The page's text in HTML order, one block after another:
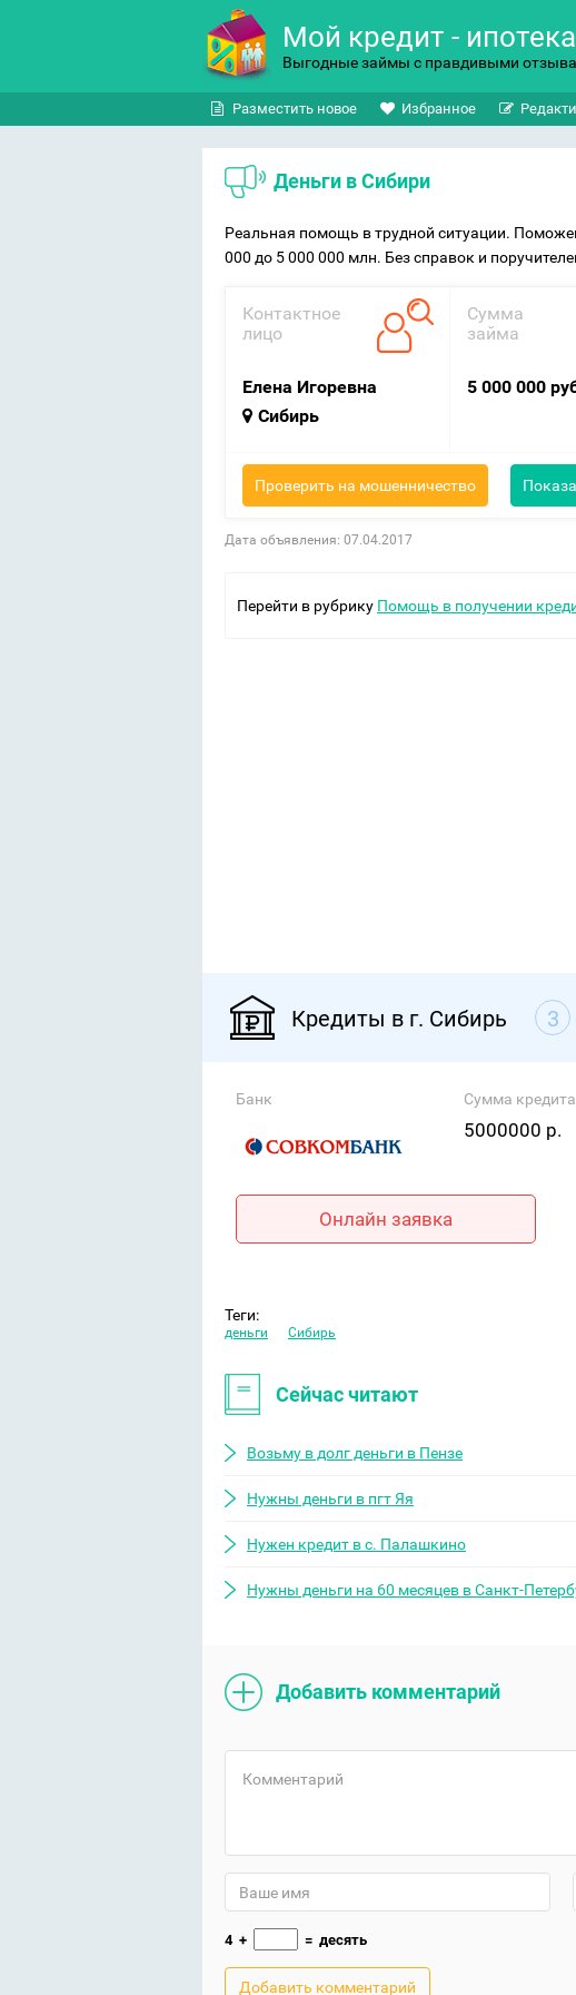
Мой кредит - ипотека
Выгодные займы с правдивыми
Разместить новое Избранное
Деньги в Сибири
Реальная помощь в трудной ситуации.
000 до 5 000 000 млн. Без справок и
Контактное
лицо
Елена Игоревна
Сибирь
Сумма
займа
5 000 000
Проверить на мошенничество
Дата объявления: 07.04.2017
Перейти в рубрику Помощь в получении
Кредиты в г. Сибирь 3
Банк Сумма кредита
5000000 р.
Онлайн заявка
Теги:
деньги Сибирь
Сейчас читают
Возьму в долг деньги в Пензе
Нужны деньги в пгт Яя
Нужен кредит в с. Палашкино
Нужны деньги на 60 месяцев в Санкт-
Добавить комментарий
4 + = десять